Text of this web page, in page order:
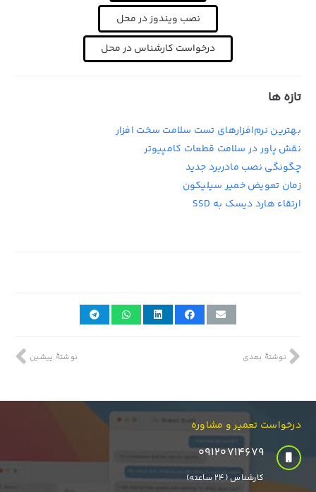
نصب ویندوز در محل
درخواست کارشناس در محل
تازه ها
بهترین نرم‌افزارهای تست سلامت سخت افزار
نقش پاور در سلامت قطعات کامپیوتر
چگونگی نصب مادربرد جدید
زمان تعویض خمیر سیلیکون
ارتقاء هارد دیسک به SSD
نوشتهٔ پیشین نوشتهٔ بعدی
درخواست تعمیر و مشاوره
۰۹۱۲۰۷۱۴۶۷۹
کارشناس (24 ساعته)